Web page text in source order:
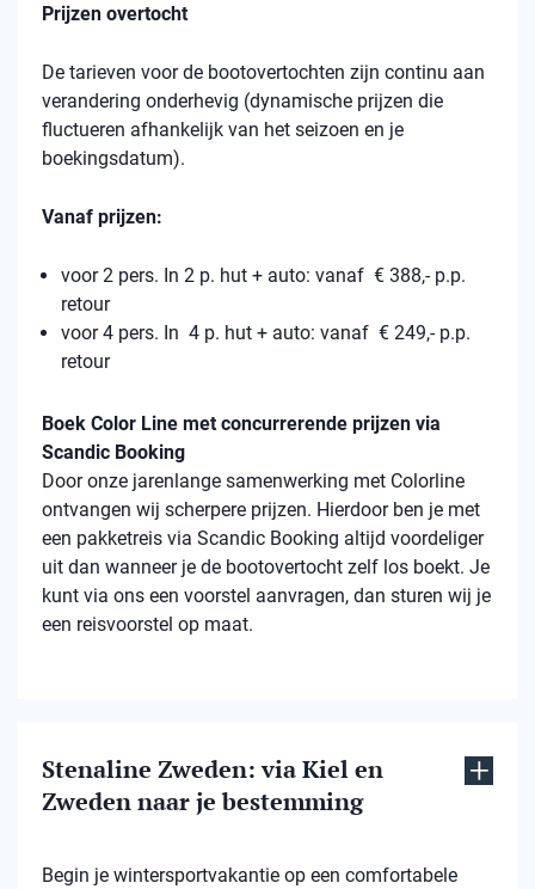
Prijzen overtocht
De tarieven voor de bootovertochten zijn continu aan
verandering onderhevig (dynamische prijzen die
fluctueren afhankelijk van het seizoen en je
boekingsdatum).
Vanaf prijzen:
voor 2 pers. In 2 p. hut + auto: vanaf € 388,- p.p.
retour
voor 4 pers. In 4 p. hut + auto: vanaf € 249,- p.p.
retour
Boek Color Line met concurrerende prijzen via
Scandic Booking
Door onze jarenlange samenwerking met Colorline
ontvangen wij scherpere prijzen. Hierdoor ben je met
een pakketreis via Scandic Booking altijd voordeliger
uit dan wanneer je de bootovertocht zelf los boekt. Je
kunt via ons een voorstel aanvragen, dan sturen wij je
een reisvoorstel op maat.
Stenaline Zweden: via Kiel en
Zweden naar je bestemming
Begin je wintersportvakantie op een comfortabele